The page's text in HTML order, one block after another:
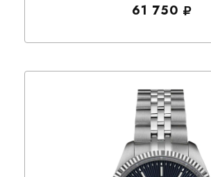
61 750